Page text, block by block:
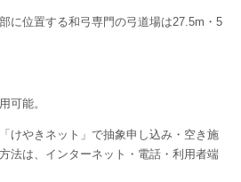
に位置する和弓専門の弓道場は27.5m・5
可能。
けやきネット」で抽象申し込み・空き施
法は、インターネット・電話・利用者端